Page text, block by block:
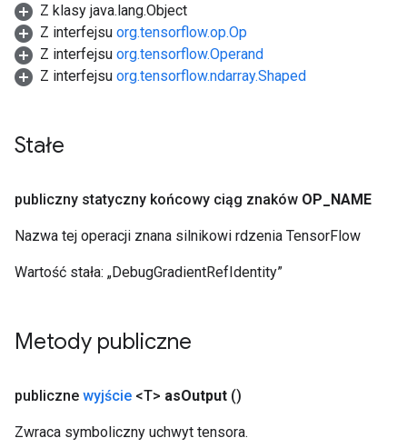
Z klasy java.lang.Object
Z interfejsu org.tensorflow.op.Op
Z interfejsu org.tensorflow.Operand
Z interfejsu org.tensorflow.ndarray.Shaped
Stałe
publiczny statyczny końcowy ciąg znaków OP NAME
Nazwa tej operacji znana silnikowi rdzenia TensorFlow
Wartość stała: „DebugGradientRefIdentity”
Metody publiczne
publiczne wyjście <T> asOutput ()
Zwraca symboliczny uchwyt tensora.